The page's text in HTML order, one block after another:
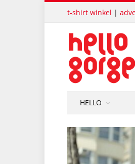
t-shirt winkel |
HELLO